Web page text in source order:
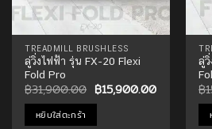
TREADMILL BRUSHLESS
ลู่วิ่งไฟฟ้า รุ่น FX-20 Flexi
Fold Pro
฿31,900.00 Original
price
was:
฿15,900.00Current
฿
หยิบใส่ตะกร้า
ลู่
฿